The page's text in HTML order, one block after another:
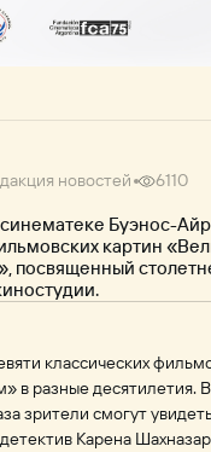
новостей 6110
синематеке Буэнос-
картин
посвященный
классических
в разные десятилетия.
зрители смогут увидеть
Карена